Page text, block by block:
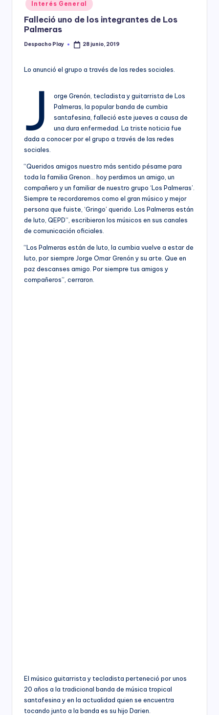
y
in
Interés General
Falleció uno de los integrantes de Los
Palmeras
Posted
Despacho Play 28 junio, 2019
Lo anunció el grupo a través de las redes sociales.
J
orge Grenón, tecladista y guitarrista de Los
Palmeras, la popular banda de cumbia
santafesina, falleció este jueves a causa de
una dura enfermedad. La triste noticia fue
dada a conocer por el grupo a través de las redes
sociales.
“Queridos amigos nuestro más sentido pésame para
toda la familia Grenon… hoy perdimos un amigo, un
compañero y un familiar de nuestro grupo ‘Los Palmeras’.
Siempre te recordaremos como el gran músico y mejor
persona que fuiste, ‘Gringo’ querido. Los Palmeras están
de luto, QEPD”, escribieron los músicos en sus canales
de comunicación oficiales.
“Los Palmeras están de luto, la cumbia vuelve a estar de
luto, por siempre Jorge Omar Grenón y su arte. Que en
paz descanses amigo. Por siempre tus amigos y
compañeros”, cerraron.
El músico guitarrista y tecladista perteneció por unos
20 años a la tradicional banda de música tropical
santafesina y en la actualidad quien se encuentra
tocando junto a la banda es su hijo Darien.